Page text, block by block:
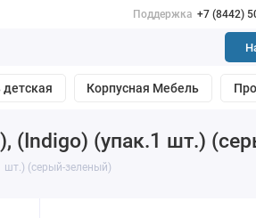
Поддержка +7 (8442)
Корпусная Мебель
(Indigo) (упак.1 шт.)
шт.) (серый-зеленый)